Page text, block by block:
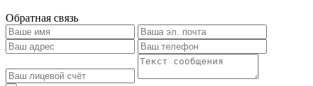
Обратная связь